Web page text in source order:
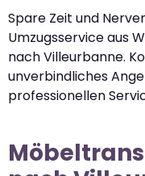
Spare Zeit und
Umzugsservice aus
nach Villeurbanne.
unverbindliches
professionellen